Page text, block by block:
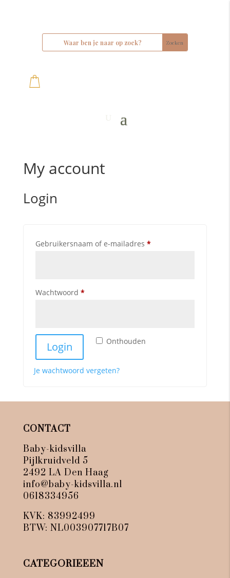
My account
Login
Gebruikersnaam of e-mailadres *
Wachtwoord *
Onthouden
Login
Je wachtwoord vergeten?
CONTACT
Baby-kidsvilla
Pijlkruidveld 5
2492 LA Den Haag
info@baby-kidsvilla.nl
0618334956
KVK: 83992499
BTW: NL003907717B07
CATEGORIEEEN